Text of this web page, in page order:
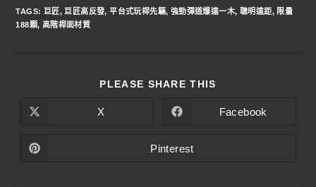
TAGS: 巨匠, 巨匠高反發, 平台式玩桿先驅, 強勁彈道爆遠一木, 聰明遠距, 限量
188顆, 高階桿面材質
PLEASE SHARE THIS
X Facebook
Pinterest